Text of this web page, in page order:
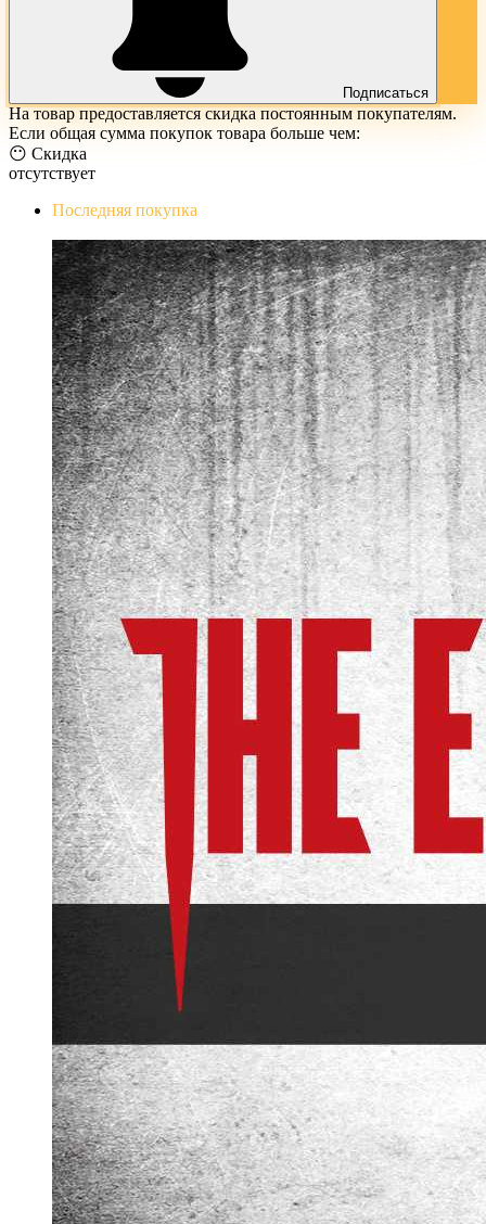
Подписаться
На товар предоставляется скидка постоянным покупателям.
Если общая сумма покупок товара больше чем:
😶 Скидка
отсутствует
Последняя покупка